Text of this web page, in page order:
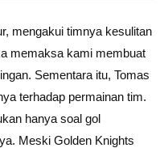
mengakui timnya kesulitan
memaksa kami membuat
Sementara itu, Tomas
terhadap permainan tim.
hanya soal gol
Meski Golden Knights